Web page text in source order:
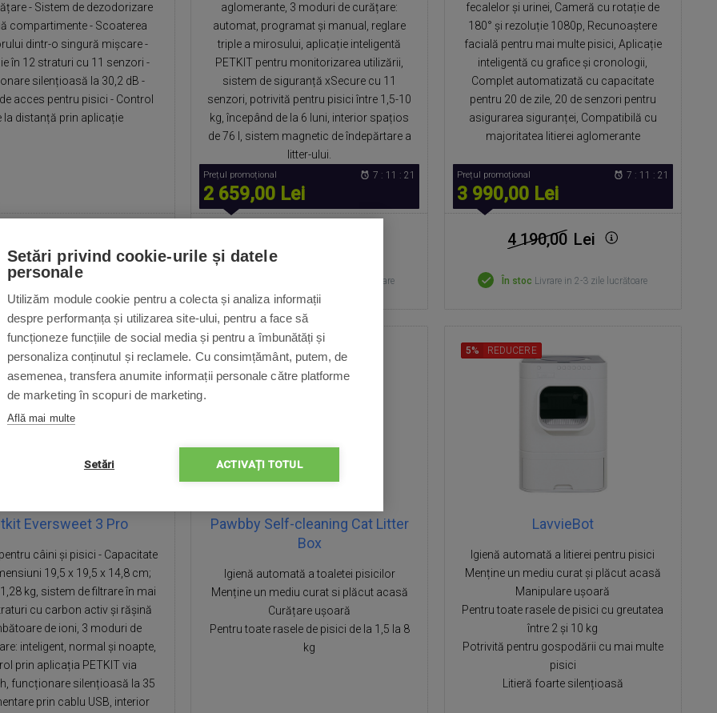
- Sistem de dezodorizare
compartimente - Scoaterea
dintr-o singură mișcare -
în 12 straturi cu 11 senzori -
silențioasă la 30,2 dB -
acces pentru pisici - Control
la distanță prin aplicație
În stoc Livrare in 2-3 zile lucrătoare
aglomerante, 3 moduri de curățare:
automat, programat și manual, reglare
triple a mirosului, aplicație inteligentă
PETKIT pentru monitorizarea utilizării,
sistem de siguranță xSecure cu 11
senzori, potrivită pentru pisici între 1,5-10
kg, începând de la 6 luni, interior spațios
de 76 l, sistem magnetic de îndepărtare a
litter-ului.
Prețul promoțional
2 659,00 Lei
7 : 11 : 20
Livrare in 2-3 zile lucrătoare
fecalelor și urinei, Cameră cu rotație de
180° și rezoluție 1080p, Recunoaștere
facială pentru mai multe pisici, Aplicație
inteligentă cu grafice și cronologii,
Complet automatizată cu capacitate
pentru 20 de zile, 20 de senzori pentru
asigurarea siguranței, Compatibilă cu
majoritatea litierei aglomerante
Prețul promoțional
3 990,00 Lei
7 : 11 : 20
4 190,00 Lei
În stoc Livrare in 2-3 zile lucrătoare
Eversweet 3 Pro
câini și pisici - Capacitate
19,5 x 19,5 x 14,8 cm;
kg, sistem de filtrare în mai
cu carbon activ și rășină
de ioni, 3 moduri de
inteligent, normal și noapte,
prin aplicația PETKIT via
funcționare silențioasă la 35
prin cablu USB, interior
Pawbby Self-cleaning Cat Litter
Box
Igienă automată a toaletei pisicilor
Menține un mediu curat si plăcut acasă
Curățare ușoară
Pentru toate rasele de pisici de la 1,5 la 8
kg
REDUCERE
LavvieBot
Igienă automată a litierei pentru pisici
Menține un mediu curat și plăcut acasă
Manipulare ușoară
Pentru toate rasele de pisici cu greutatea
între 2 și 10 kg
Potrivită pentru gospodării cu mai multe
pisici
Litieră foarte silențioasă
5% REDUCERE
Setări privind cookie-urile și datele
personale
Utilizăm module cookie pentru a colecta și analiza informații
despre performanța și utilizarea site-ului, pentru a face să
funcționeze funcțiile de social media și pentru a îmbunătăți și
personaliza conținutul și reclamele. Cu consimțământ, putem, de
asemenea, transfera anumite informații personale către platforme
de marketing în scopuri de marketing.
Află mai multe
Setări ACTIVAȚI TOTUL